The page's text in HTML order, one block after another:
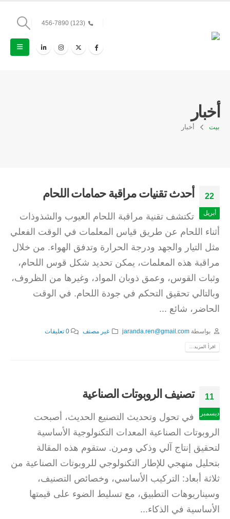
(123) 456-7890
أخبار
بيت أخبار
22
أبريل
أحدث تقنيات مراقبة حمامات اللحام
تكتشف تقنية مراقبة اللحام العيوب والشذوذات
أثناء اللحام عن طريق قياس المعلمات في الوقت الفعلي
مثل التيار والجهد ودرجة الحرارة وتدفق الهواء. من خلال
مراقبة هذه المعلمات، يمكن تحديد شكل قوس اللحام،
وثبات القوس، وعمق ذوبان المواد، وغيرها من الظروف،
وبالتالي تحقيق التحكم في جودة اللحام. في الوقت
الحاضر، شائع ...
بواسطة jaranda.ren@gmail.com غير مصنف 0 تعليقات
اقرأ المزيد...
11
ديسمبر
تصنيف الروبوتات الصناعية
في تحول وتحديث التصنيع الحديث، أصبحت
الروبوتات الصناعية المعدات التكنولوجية الأساسية
لتحقيق إنتاج آلي وذكي ومرن. ستقوم هذه المقالة
بتحليل منهجي للإطار التكنولوجي للروبوتات الصناعية من
ثلاثة أبعاد: التركيب الأساسي، وخصائص التصنيف،
وسيناريوهات التطبيق، مع تسليط الضوء على قيمتها
الأساسية في الذكاء...